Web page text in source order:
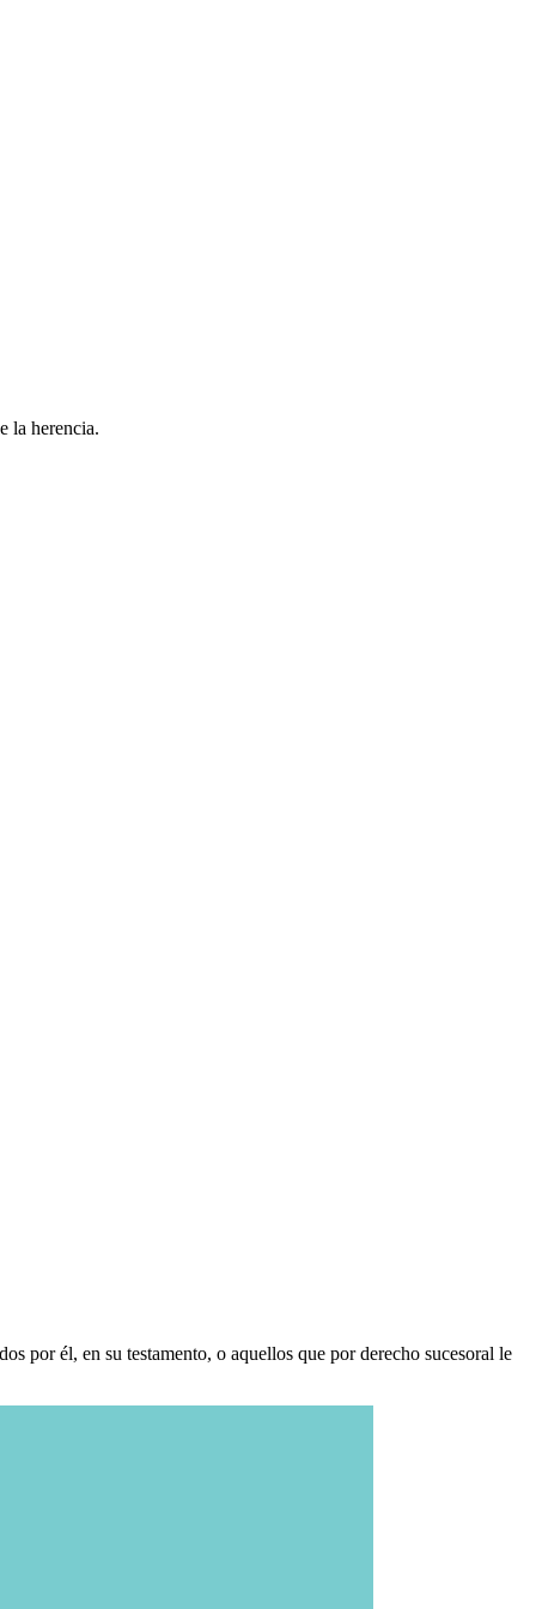
la herencia.
por él, en su testamento, o aquellos que por derecho sucesoral le